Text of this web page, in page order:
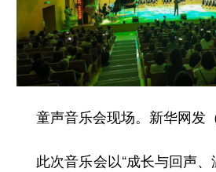
多语种频道
English Español
Deutsch Português
童声音乐会现场。新华网发（
此次音乐会以“成长与回声、